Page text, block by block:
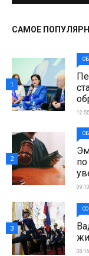
САМОЕ
1
2
3